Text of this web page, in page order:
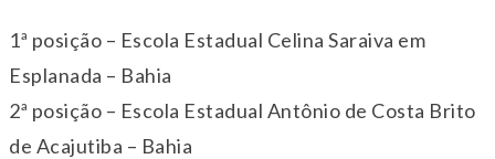
1ª posição – Escola Estadual Celina Saraiva em
Esplanada – Bahia
2ª posição – Escola Estadual Antônio de Costa Brito
de Acajutiba – Bahia